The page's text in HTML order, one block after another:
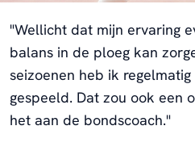
"Wellicht dat mijn ervaring
balans in de ploeg kan
seizoenen heb ik
gespeeld. Dat zou ook een
het aan de bondscoach."